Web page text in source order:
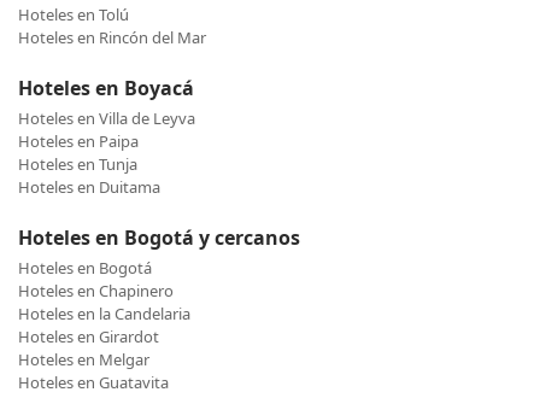
Hoteles en Tolú
Hoteles en Rincón del Mar
Hoteles en Boyacá
Hoteles en Villa de Leyva
Hoteles en Paipa
Hoteles en Tunja
Hoteles en Duitama
Hoteles en Bogotá y cercanos
Hoteles en Bogotá
Hoteles en Chapinero
Hoteles en la Candelaria
Hoteles en Girardot
Hoteles en Melgar
Hoteles en Guatavita